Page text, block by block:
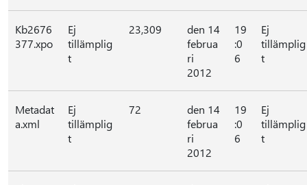
Kb2676
377.xpo
Ej
tillämplig
t
23,309
den 14
februa
ri
2012
19
:0
6
Ej
tillämplig
t
Metadat
a.xml
Ej
tillämplig
t
72
den 14
februa
ri
2012
19
:0
6
Ej
tillämplig
t